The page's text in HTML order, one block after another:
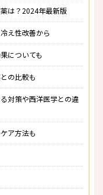
は？2024年最新版
え性改善から
についても
の比較も
対策や西洋医学との違
ア方法も